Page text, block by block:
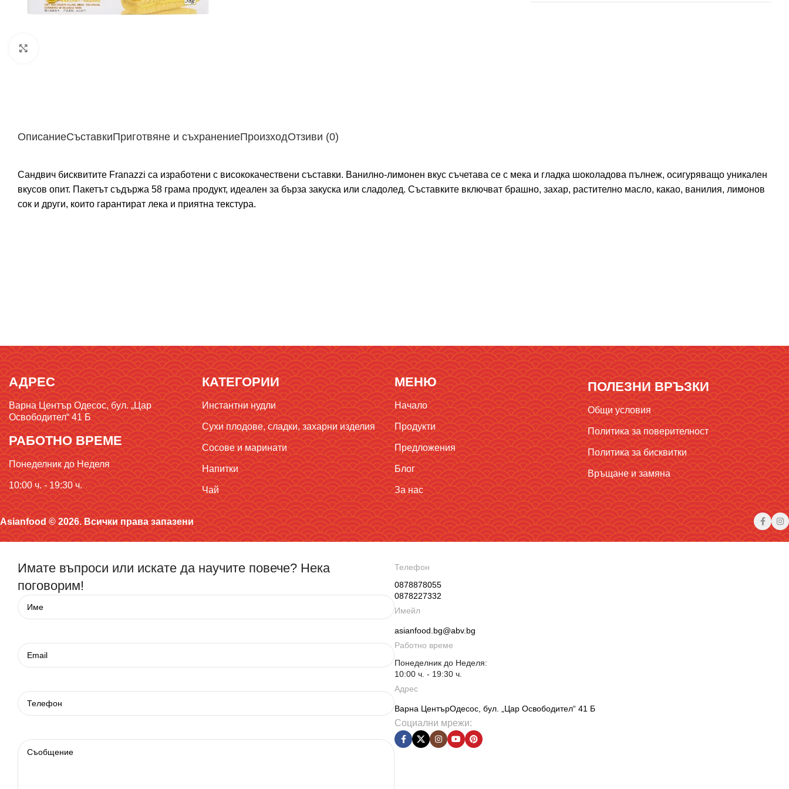
ОписаниеСъставкиПриготвяне и съхранениеПроизходОтзиви (0)
Сандвич бисквитите Franazzi са изработени с висококачествени съставки. Ванилно-лимонен вкус съчетава се с мека и гладка шоколадова пълнеж, осигуряващо уникален
вкусов опит. Пакетът съдържа 58 грама продукт, идеален за бърза закуска или сладолед. Съставките включват брашно, захар, растително масло, какао, ванилия, лимонов
сок и други, които гарантират лека и приятна текстура.
АДРЕС
Варна Център Одесос, бул. „Цар
Освободител“ 41 Б
РАБОТНО ВРЕМЕ
Понеделник до Неделя
10:00 ч. - 19:30 ч.
КАТЕГОРИИ
Инстантни нудли
Сухи плодове, сладки, захарни изделия
Сосове и маринати
Напитки
Чай
МЕНЮ
Начало
Продукти
Предложения
Блог
За нас
ПОЛЕЗНИ ВРЪЗКИ
Общи условия
Политика за поверителност
Политика за бисквитки
Връщане и замяна
Asianfood © 2026. Всички права запазени
Имате въпроси или искате да научите повече? Нека
поговорим!
Телефон
0878878055
0878227332
Имейл
asianfood.bg@abv.bg
Работно време
Понеделник до Неделя:
10:00 ч. - 19:30 ч.
Адрес
Варна ЦентърОдесос, бул. „Цар Освободител“ 41 Б
Социални мрежи: